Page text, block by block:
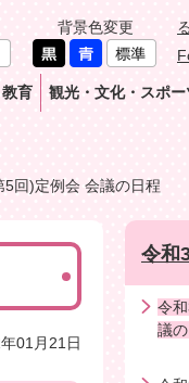
背景色変更
育 観光・文化・スポー
回)定例会 会議の日程
01月21日
令和
令
議